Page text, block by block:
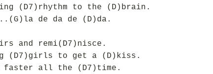
(D7)rhythm to the (D)brain.
de da de (D)da.
and remi(D7)nisce.
(D7)girls to get a (D)kiss.
faster all the (D7)time.